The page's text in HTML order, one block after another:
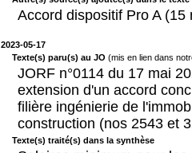
Accord dispositif Pro A (15
2023-05-17
Texte(s) paru(s) au JO (mis en lien dans
JORF n°0114 du 17 mai
extension d'un accord
filière ingénierie de
construction (nos 2543 et
Texte(s) traité(s) dans la synthèse